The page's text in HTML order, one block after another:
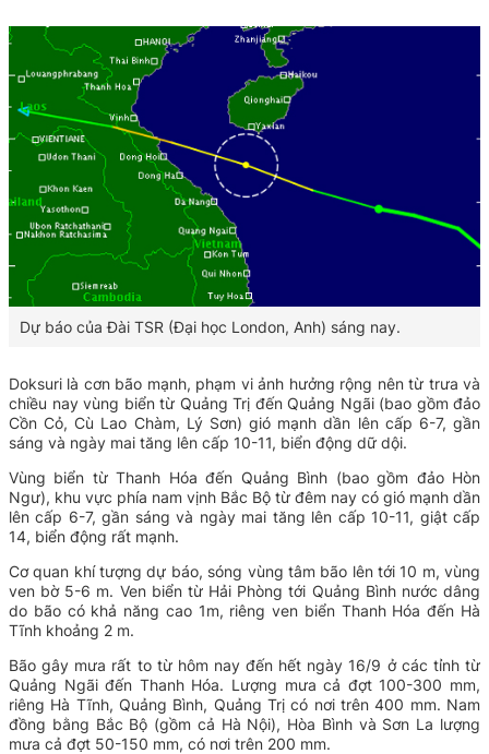
Dự báo của Đài TSR (Đại học London, Anh) sáng nay.
Doksuri là cơn bão mạnh, phạm vi ảnh hưởng rộng nên từ trưa và
chiều nay vùng biển từ Quảng Trị đến Quảng Ngãi (bao gồm đảo
Cồn Cỏ, Cù Lao Chàm, Lý Sơn) gió mạnh dần lên cấp 6-7, gần
sáng và ngày mai tăng lên cấp 10-11, biển động dữ dội.
Vùng biển từ Thanh Hóa đến Quảng Bình (bao gồm đảo Hòn
Ngư), khu vực phía nam vịnh Bắc Bộ từ đêm nay có gió mạnh dần
lên cấp 6-7, gần sáng và ngày mai tăng lên cấp 10-11, giật cấp
14, biển động rất mạnh.
Cơ quan khí tượng dự báo, sóng vùng tâm bão lên tới 10 m, vùng
ven bờ 5-6 m. Ven biển từ Hải Phòng tới Quảng Bình nước dâng
do bão có khả năng cao 1m, riêng ven biển Thanh Hóa đến Hà
Tĩnh khoảng 2 m.
Bão gây mưa rất to từ hôm nay đến hết ngày 16/9 ở các tỉnh từ
Quảng Ngãi đến Thanh Hóa. Lượng mưa cả đợt 100-300 mm,
riêng Hà Tĩnh, Quảng Bình, Quảng Trị có nơi trên 400 mm. Nam
đồng bằng Bắc Bộ (gồm cả Hà Nội), Hòa Bình và Sơn La lượng
mưa cả đợt 50-150 mm, có nơi trên 200 mm.